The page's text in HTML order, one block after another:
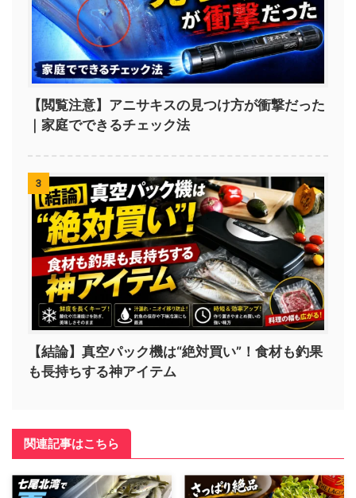
【閲覧注意】アニサキスの見つけ方が衝撃だった
｜家庭でできるチェック法
3
【結論】真空パック機は“絶対買い”！食材も釣果
も長持ちする神アイテム
関連記事はこちら